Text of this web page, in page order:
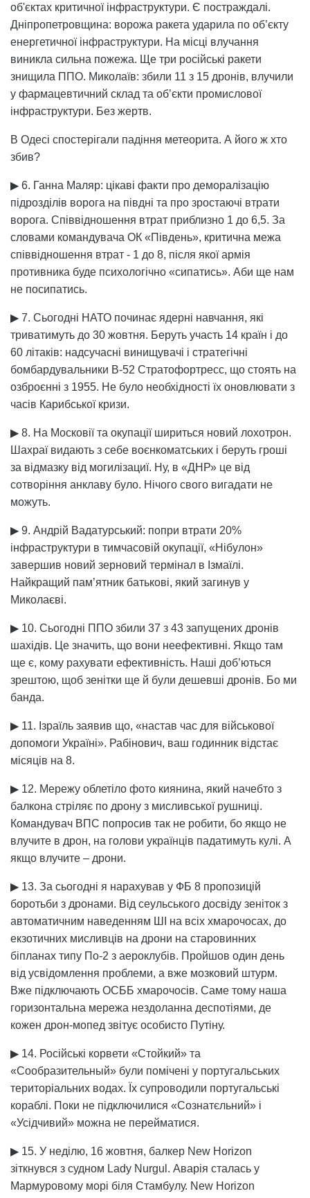
об'єктах критичної інфраструктури. Є постраждалі.
Дніпропетровщина: ворожа ракета ударила по об’єкту
енергетичної інфраструктури. На місці влучання
виникла сильна пожежа. Ще три російські ракети
знищила ППО. Миколаїв: збили 11 з 15 дронів, влучили
у фармацевтичний склад та об’єкти промислової
інфраструктури. Без жертв.
В Одесі спостерігали падіння метеорита. А його ж хто
збив?
▶ 6. Ганна Маляр: цікаві факти про деморалізацію
підрозділів ворога на півдні та про зростаючі втрати
ворога. Співвідношення втрат приблизно 1 до 6,5. За
словами командувача ОК «Південь», критична межа
співвідношення втрат - 1 до 8, після якої армія
противника буде психологічно «сипатись». Аби ще нам
не посипатись.
▶ 7. Сьогодні НАТО починає ядерні навчання, які
триватимуть до 30 жовтня. Беруть участь 14 країн і до
60 літаків: надсучасні винищувачі і стратегічні
бомбардувальники В-52 Стратофортресс, що стоять на
озброєнні з 1955. Не було необхідності їх оновлювати з
часів Карибської кризи.
▶ 8. На Московії та окупації шириться новий лохотрон.
Шахраї видають з себе воєнкоматських і беруть гроші
за відмазку від могилізациї. Ну, в «ДНР» це від
сотворіння анклаву було. Нічого свого вигадати не
можуть.
▶ 9. Андрій Вадатурський: попри втрати 20%
інфраструктури в тимчасовій окупації, «Нібулон»
завершив новий зерновий термінал в Ізмаїлі.
Найкращий пам’ятник батькові, який загинув у
Миколаєві.
▶ 10. Сьогодні ППО збили 37 з 43 запущених дронів
шахідів. Це значить, що вони неефективні. Якщо там
ще є, кому рахувати ефективність. Наші доб’ються
зрештою, щоб зенітки ще й були дешевші дронів. Бо ми
банда.
▶ 11. Ізраїль заявив що, «настав час для військової
допомоги Україні». Рабінович, ваш годинник відстає
місяців на 8.
▶ 12. Мережу облетіло фото киянина, який начебто з
балкона стріляє по дрону з мисливської рушниці.
Командувач ВПС попросив так не робити, бо якщо не
влучите в дрон, на голови українців падатимуть кулі. А
якщо влучите – дрони.
▶ 13. За сьогодні я нарахував у ФБ 8 пропозицій
боротьби з дронами. Від сеульського досвіду зеніток з
автоматичним наведенням ШІ на всіх хмарочосах, до
екзотичних мисливців на дрони на старовинних
біпланах типу По-2 з аероклубів. Пройшов один день
від усвідомлення проблеми, а вже мозковий штурм.
Вже підключають ОСББ хмарочосів. Саме тому наша
горизонтальна мережа нездоланна деспотіями, де
кожен дрон-мопед звітує особисто Путіну.
▶ 14. Російські корвети «Стойкий» та
«Сообразительный» були помічені у португальських
територіальних водах. Їх супроводили португальські
кораблі. Поки не підключилися «Сознатєльний» і
«Усідчивий» можна не перейматися.
▶ 15. У неділю, 16 жовтня, балкер New Horizon
зіткнувся з судном Lady Nurgul. Аварія сталась у
Мармуровому морі біля Стамбулу. New Horizon